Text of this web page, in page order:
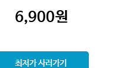
6,900원
최저가 사러가기